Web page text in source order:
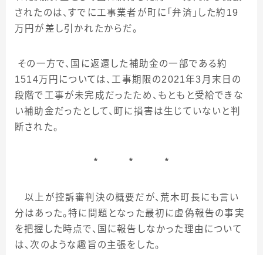
されたのは、すでに工事業者が町に「弁済」した約 19
万円が差し引かれたからだ。
その一方で、国に返還した補助金の一部である約
1514万円については、工事期限の2021年3 月末日の
段階で工事が未完成だったため、もともと受給できな
い補助金だったとして、町に損害は生じていないと判
断された。
＊ ＊ ＊
以上が控訴審判決の概要だが、荒木町長にも言い
分はあった。特に問題となった最初に虚偽報告の事実
を把握した時点で、国に報告しなかった理由について
は、次のような趣旨の主張をした。